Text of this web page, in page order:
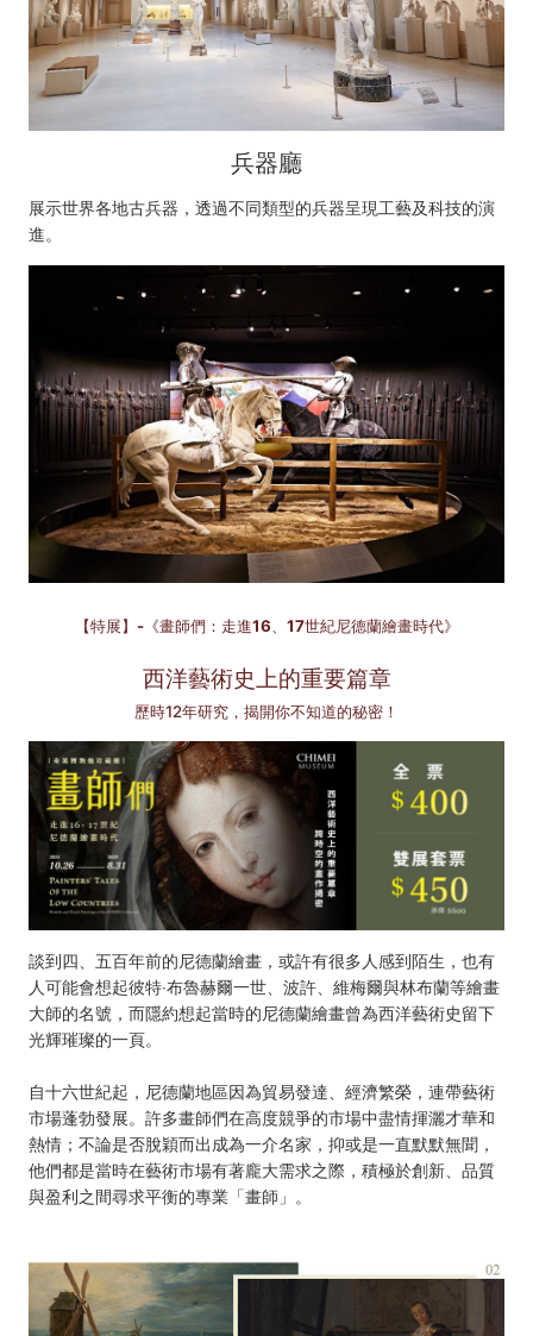
兵器廳
展示世界各地古兵器，透過不同類型的兵器呈現工藝及科技的演
進。
【特展】-《畫師們：走進16、17世紀尼德蘭繪畫時代》
西洋藝術史上的重要篇章
歷時12年研究，揭開你不知道的秘密！
談到四、五百年前的尼德蘭繪畫，或許有很多人感到陌生，也有
人可能會想起彼特‧布魯赫爾一世、波許、維梅爾與林布蘭等繪畫
大師的名號，而隱約想起當時的尼德蘭繪畫曾為西洋藝術史留下
光輝璀璨的一頁。
自十六世紀起，尼德蘭地區因為貿易發達、經濟繁榮，連帶藝術
市場蓬勃發展。許多畫師們在高度競爭的市場中盡情揮灑才華和
熱情；不論是否脫穎而出成為一介名家，抑或是一直默默無聞，
他們都是當時在藝術市場有著龐大需求之際，積極於創新、品質
與盈利之間尋求平衡的專業「畫師」。